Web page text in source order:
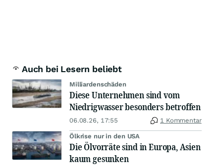
Auch bei Lesern beliebt
Milliardenschäden
Diese Unternehmen sind vom
Niedrigwasser besonders betroffen
06.08.26, 17:55 1 Kommentar
Ölkrise nur in den USA
Die Ölvorräte sind in Europa, Asien
kaum gesunken